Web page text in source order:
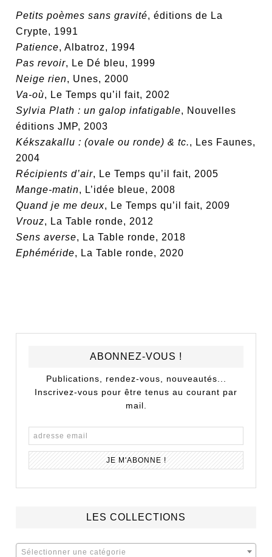
Petits poèmes sans gravité, éditions de La
Crypte, 1991
Patience, Albatroz, 1994
Pas revoir, Le Dé bleu, 1999
Neige rien, Unes, 2000
Va-où, Le Temps qu’il fait, 2002
Sylvia Plath : un galop infatigable, Nouvelles
éditions JMP, 2003
Kékszakallu : (ovale ou ronde) & tc., Les Faunes,
2004
Récipients d’air, Le Temps qu’il fait, 2005
Mange-matin, L’idée bleue, 2008
Quand je me deux, Le Temps qu’il fait, 2009
Vrouz, La Table ronde, 2012
Sens averse, La Table ronde, 2018
Ephéméride, La Table ronde, 2020
ABONNEZ-VOUS !
Publications, rendez-vous, nouveautés...
Inscrivez-vous pour être tenus au courant par
mail.
LES COLLECTIONS
Sélectionner une catégorie